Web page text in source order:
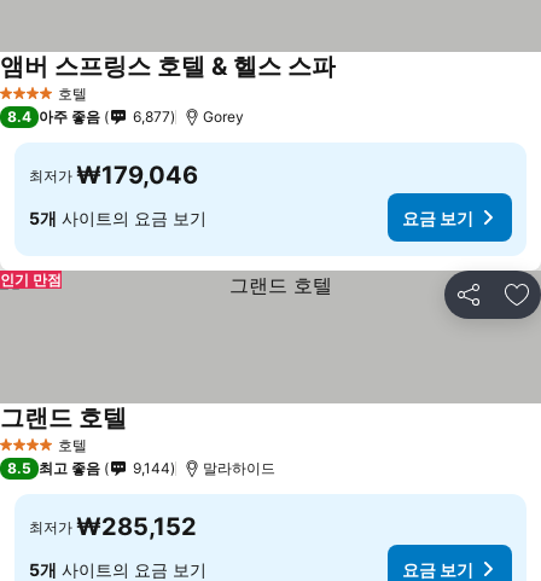
4 성급 호텔
앰버 스프링스 호텔 & 헬스 스파
8.4 아주 좋음 6,877 Gorey
최저가 ₩179,046
5개 사이트의 요금 보기 요금 보기
공유 즐
인기 만점
4 성급 호텔
그랜드 호텔
8.5 최고 좋음 9,144 말라하이드
최저가 ₩285,152
5개 사이트의 요금 보기 요금 보기